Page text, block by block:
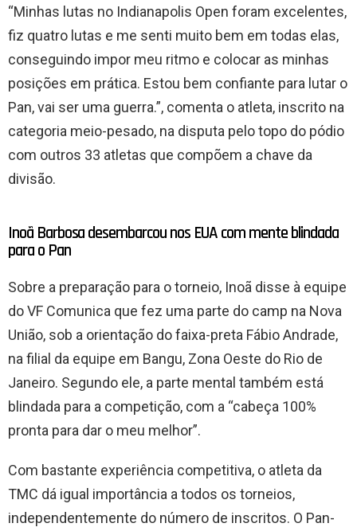
“Minhas lutas no Indianapolis Open foram excelentes,
fiz quatro lutas e me senti muito bem em todas elas,
conseguindo impor meu ritmo e colocar as minhas
posições em prática. Estou bem confiante para lutar o
Pan, vai ser uma guerra.”, comenta o atleta, inscrito na
categoria meio-pesado, na disputa pelo topo do pódio
com outros 33 atletas que compõem a chave da
divisão.
Inoã Barbosa desembarcou nos EUA com mente blindada
para o Pan
Sobre a preparação para o torneio, Inoã disse à equipe
do VF Comunica que fez uma parte do camp na Nova
União, sob a orientação do faixa-preta Fábio Andrade,
na filial da equipe em Bangu, Zona Oeste do Rio de
Janeiro. Segundo ele, a parte mental também está
blindada para a competição, com a “cabeça 100%
pronta para dar o meu melhor”.
Com bastante experiência competitiva, o atleta da
TMC dá igual importância a todos os torneios,
independentemente do número de inscritos. O Pan-